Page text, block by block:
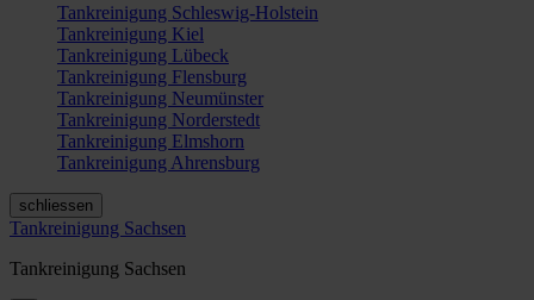
Tankreinigung Schleswig-Holstein
Tankreinigung Kiel
Tankreinigung Lübeck
Tankreinigung Flensburg
Tankreinigung Neumünster
Tankreinigung Norderstedt
Tankreinigung Elmshorn
Tankreinigung Ahrensburg
schliessen
Tankreinigung Sachsen
Tankreinigung Sachsen